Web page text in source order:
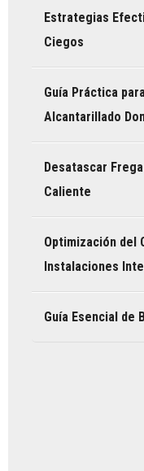
Estrategias
Ciegos
Guía Práctica
Alcantarillado
Desatascar
Caliente
Optimización del
Instalaciones
Guía Esencial de